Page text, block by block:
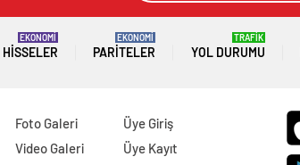
HISSELER
EKONOMİ
PARITELER
EKONOMİ
YOL DURUMU
TRAFİK
Foto Galeri
Video Galeri
Üye Giriş
Üye Kayıt